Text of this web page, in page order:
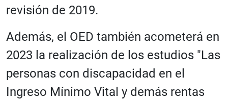
revisión de 2019.
Además, el OED también acometerá en
2023 la realización de los estudios "Las
personas con discapacidad en el
Ingreso Mínimo Vital y demás rentas